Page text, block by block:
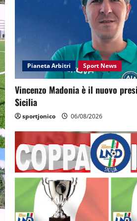
Pianeta Arbitri Sport News
Vincenzo Madonia è il nuovo
Sicilia
sportjonico 06/08/2026